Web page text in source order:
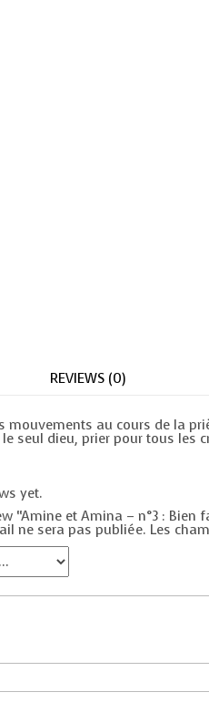
REVIEWS (0)
mouvements au cours de la
seul dieu, prier pour tous les
yet.
“Amine et Amina – n°3 : Bien
ne sera pas publiée. Les